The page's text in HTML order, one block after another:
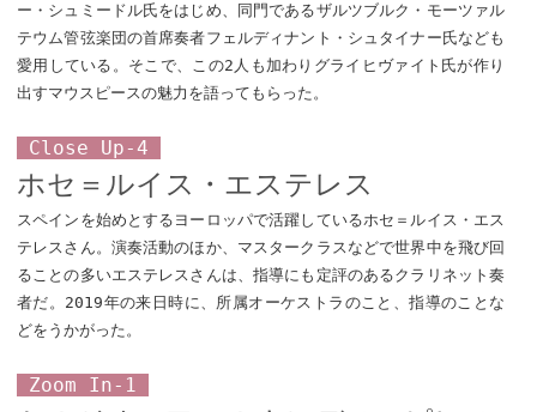
ー・シュミードル氏をはじめ、同門であるザルツブルク・モーツァル
テウム管弦楽団の首席奏者フェルディナント・シュタイナー氏なども
愛用している。そこで、この2人も加わりグライヒヴァイト氏が作り
出すマウスピースの魅力を語ってもらった。
Close Up-4
ホセ＝ルイス・エステレス
スペインを始めとするヨーロッパで活躍しているホセ＝ルイス・エス
テレスさん。演奏活動のほか、マスタークラスなどで世界中を飛び回
ることの多いエステレスさんは、指導にも定評のあるクラリネット奏
者だ。2019年の来日時に、所属オーケストラのこと、指導のことな
どをうかがった。
Zoom In-1